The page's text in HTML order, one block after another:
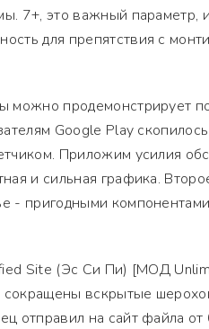
7+, это важный параметр,
для препятствия с
можно продемонстрирует
Google Play
Приложим усилия
и сильная графика.
- пригодными
Site (Эс Си Пи) [МОД
вскрытые
отправил на сайт файла